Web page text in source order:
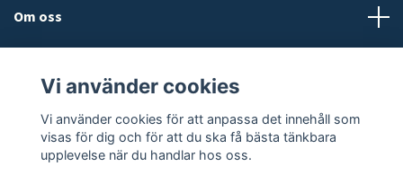
Om oss
Läs mer
Vi använder cookies
Vi använder cookies för att anpassa det innehåll som
visas för dig och för att du ska få bästa tänkbara
upplevelse när du handlar hos oss.